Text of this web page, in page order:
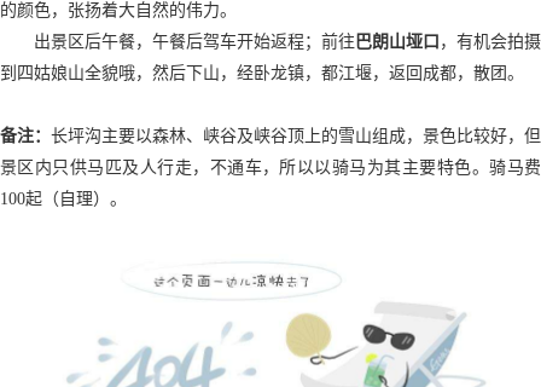
的颜色，张扬着大自然的伟力。
出景区后午餐，午餐后驾车开始返程；前往 巴朗山垭口 ，有机会拍摄
到四姑娘山全貌哦，然后下山，经卧龙镇，都江堰，返回成都，散团。
备注： 长坪沟主要以森林、峡谷及峡谷顶上的雪山组成，景色比较好，但
景区内只供马匹及人行走，不通车，所以以骑马为其主要特色。骑马费
100起 （自理） 。